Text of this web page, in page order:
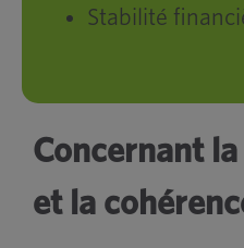
Stabilité
Concernant
et la